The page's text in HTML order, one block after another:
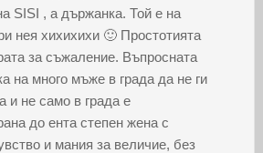
SISI , а държанка. Той е на
нея хихихихи 🙂 Простотията
за съжаление. Въпросната
на много мъже в града да не ги
и не само в града е
до ента степен жена с
и мания за величие, без